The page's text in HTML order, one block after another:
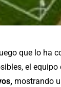
que lo ha
el
mostrando